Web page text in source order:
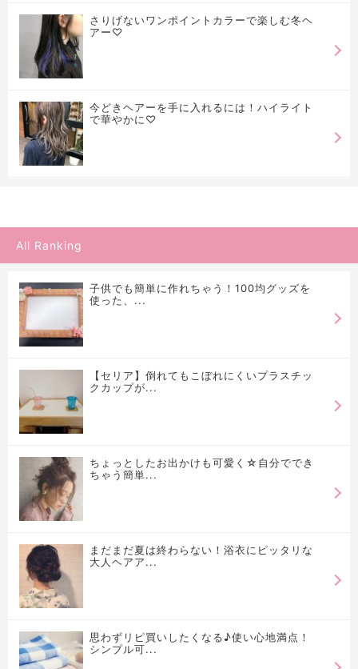
さりげないワンポイントカラーで楽しむ冬ヘ
アー♡
今どきヘアーを手に入れるには！ハイライト
で華やかに♡
All Ranking
子供でも簡単に作れちゃう！100均グッズを
使った、...
【セリア】倒れてもこぼれにくいプラスチッ
クカップが...
ちょっとしたお出かけも可愛く☆自分ででき
ちゃう簡単...
まだまだ夏は終わらない！浴衣にピッタリな
大人ヘアア...
思わずリピ買いしたくなる♪使い心地満点！
シンプル可...